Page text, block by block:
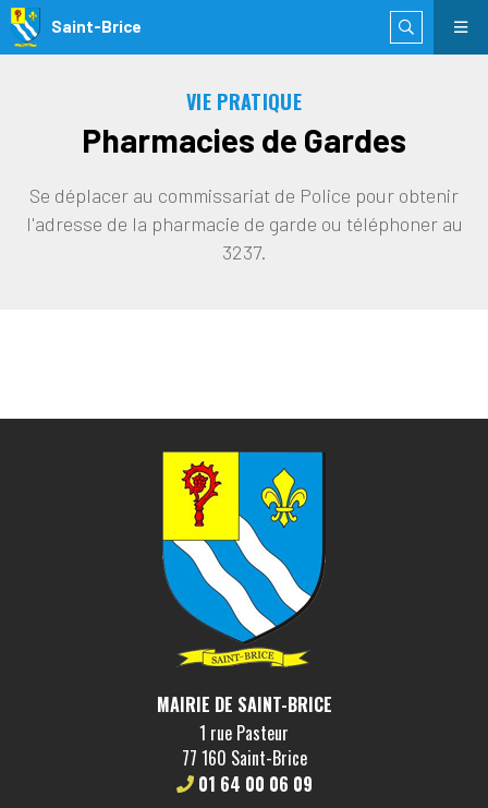
Saint-Brice
VIE PRATIQUE
Pharmacies de Gardes
Se déplacer au commissariat de Police pour obtenir
l'adresse de la pharmacie de garde ou téléphoner au
3237.
MAIRIE DE SAINT-BRICE
1 rue Pasteur
77 160 Saint-Brice
01 64 00 06 09